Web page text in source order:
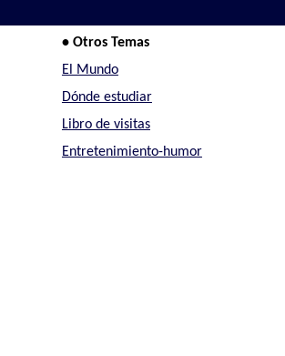
• Otros Temas
El Mundo
Dónde estudiar
Libro de visitas
Entretenimiento-humor